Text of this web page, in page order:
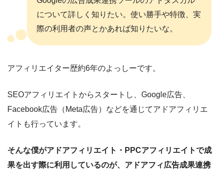
について詳しく知りたい。使い勝手や特徴、実
際の利用者の声とかあれば知りたいな。
アフィリエイター歴約6年のよっしーです。
SEOアフィリエイトからスタートし、Google広告、
Facebook広告（Meta広告）などを通じてアドアフィリエ
イトも行っています。
そんな僕がアドアフィリエイト・PPCアフィリエイトで成
果を出す際に利用しているのが、アドアフィ広告成果連携